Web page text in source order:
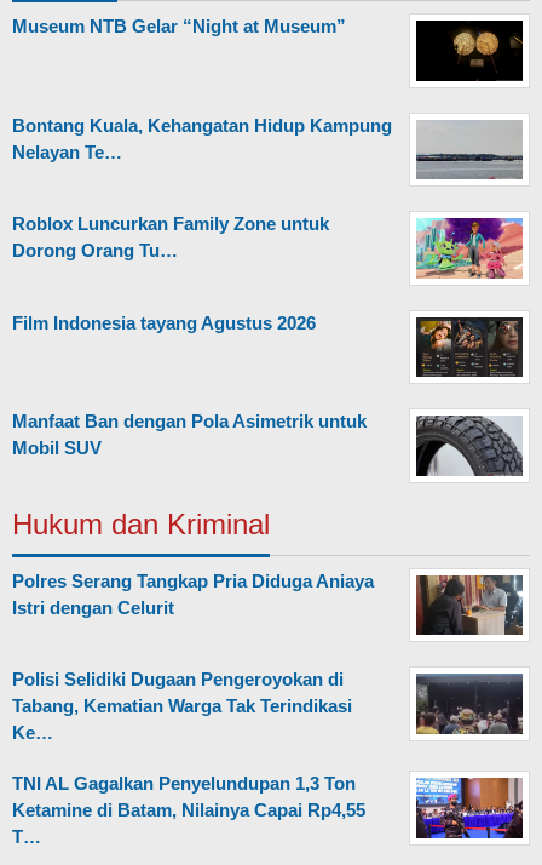
Museum NTB Gelar “Night at Museum”
Bontang Kuala, Kehangatan Hidup Kampung
Nelayan Te…
Roblox Luncurkan Family Zone untuk
Dorong Orang Tu…
Film Indonesia tayang Agustus 2026
Manfaat Ban dengan Pola Asimetrik untuk
Mobil SUV
Hukum dan Kriminal
Polres Serang Tangkap Pria Diduga Aniaya
Istri dengan Celurit
Polisi Selidiki Dugaan Pengeroyokan di
Tabang, Kematian Warga Tak Terindikasi
Ke…
TNI AL Gagalkan Penyelundupan 1,3 Ton
Ketamine di Batam, Nilainya Capai Rp4,55
T…